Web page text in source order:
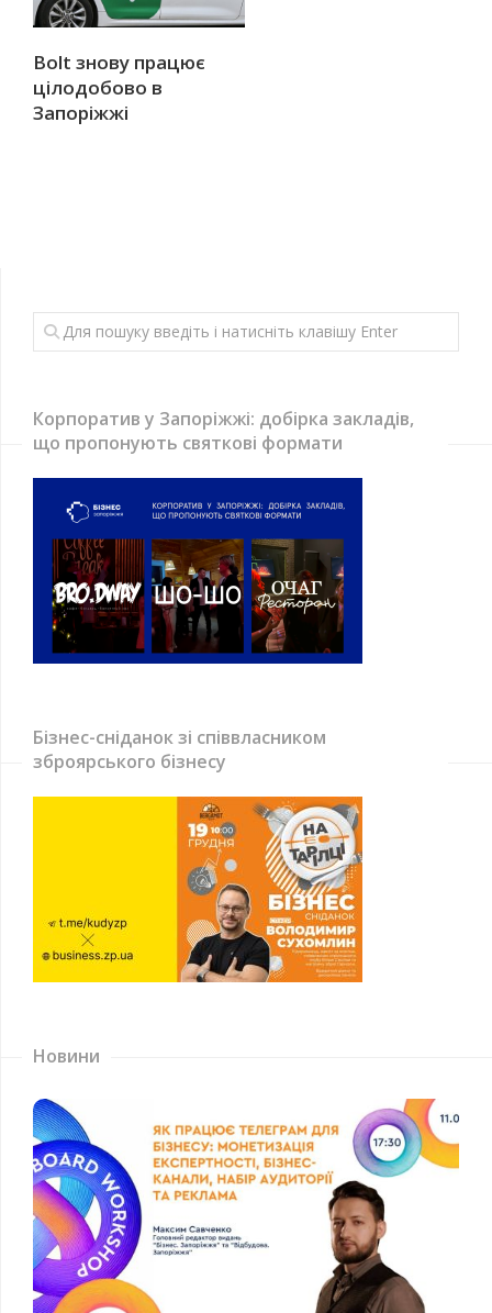
Bolt знову працює
цілодобово в
Запоріжжі
Корпоратив у Запоріжжі: добірка закладів,
що пропонують святкові формати
Бізнес-сніданок зі співвласником
зброярського бізнесу
Новини